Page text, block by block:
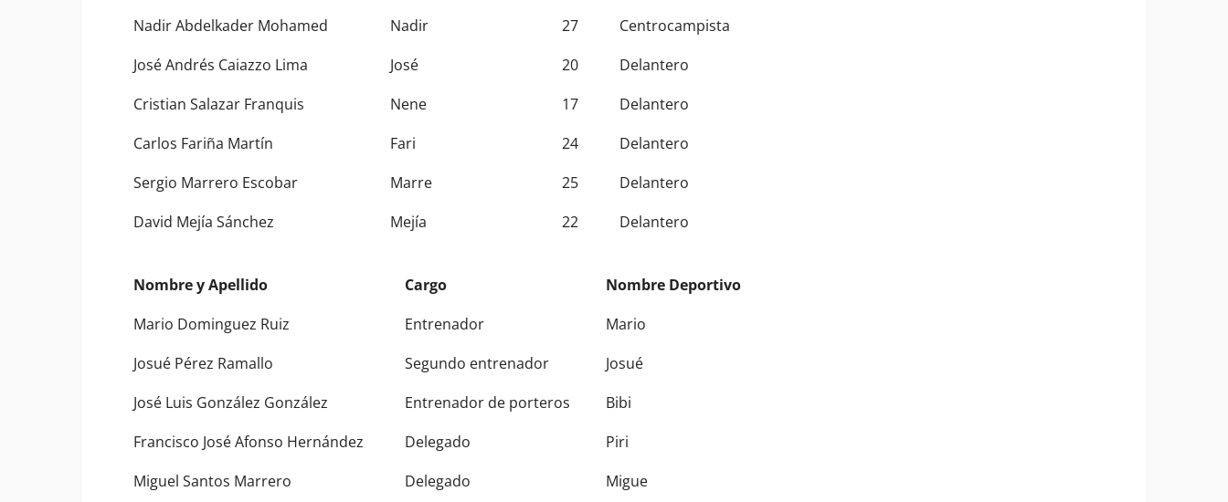
Nadir Abdelkader Mohamed
Nadir 27
Centrocampista
José Andrés Caiazzo Lima
José 20
Delantero
Cristian Salazar Franquis
Nene 17
Delantero
Carlos Fariña Martín
Fari 24
Delantero
Sergio Marrero Escobar
Marre 25
Delantero
David Mejía Sánchez
Mejía 22 Delantero
Nombre y Apellido Cargo
Nombre Deportivo
Nombre y Apellido
Cargo Nombre Deportivo
Mario Dominguez Ruiz Entrenador
Mario
Josué Pérez Ramallo
Segundo entrenador
Josué
José Luis González González
Entrenador de porteros
Bibi
Francisco José Afonso Hernández
Delegado
Piri
Miguel Santos Marrero
Delegado
Migue